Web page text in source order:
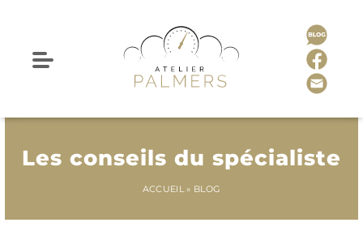
Les conseils du spécialiste
ACCUEIL» BLOG